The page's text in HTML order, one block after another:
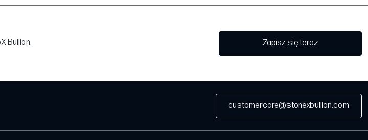
Bullion.
Zapisz się teraz
customercare@stonexbullion.com